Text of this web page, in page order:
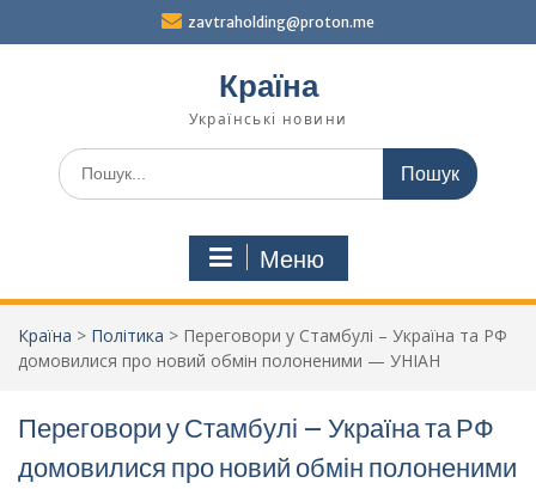
zavtraholding@proton.me
Країна
Українські новини
Шукати:
Меню
Країна > Політика > Переговори у Стамбулі – Україна та РФ
домовилися про новий обмін полоненими — УНІАН
Переговори у Стамбулі – Україна та РФ
домовилися про новий обмін полоненими